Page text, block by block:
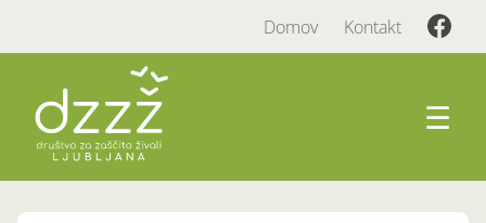
Domov Kontakt
☰